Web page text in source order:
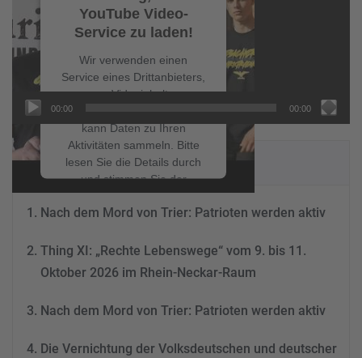
YouTube Video-
Service zu laden!
Wir verwenden einen
Service eines Drittanbieters,
um Videoinhalte
einzubetten. Dieser Service
kann Daten zu Ihren
Aktivitäten sammeln. Bitte
lesen Sie die Details durch
und stimmen Sie der
Nutzung des Service zu, um
dieses Video anzusehen.
Mehr Informationen
Consent Management
00:00 00:00
NEUESTE BEITRÄGE
Nach dem Mord von Trier: Patrioten werden aktiv
Thing XI: „Rechte Lebenswege“ vom 9. bis 11.
Oktober 2026 im Rhein-Neckar-Raum
Nach dem Mord von Trier: Patrioten werden aktiv
Die Vernichtung der Volksdeutschen und deutscher